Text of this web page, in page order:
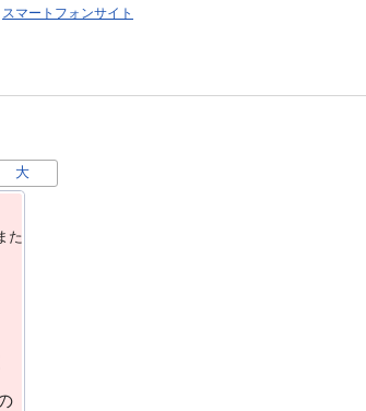
スマートフォンサイト
大
た